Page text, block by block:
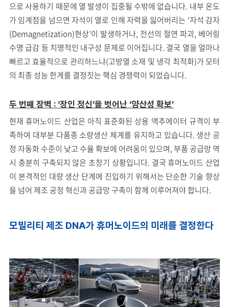
으로 사용하기 때문에 열 발생이 집중될 수밖에 없습니다. 내부 온도
가 임계점을 넘으면 자석이 열로 인해 자력을 잃어버리는 ‘자석 감자
(Demagnetization)현상’이 발생하거나, 전선의 절연 파괴, 베어링
수명 급감 등 치명적인 내구성 문제로 이어집니다. 결국 열을 얼마나
빠르고 효율적으로 관리하느냐(고방열 소재 및 냉각 최적화)가 모터
의 최종 성능 한계를 결정짓는 핵심 경쟁력이 되었습니다.
두 번째 장벽 : ‘장인 정신’을 벗어난 ‘양산성 확보’
현재 휴머노이드 산업은 아직 표준화된 상용 액추에이터 규격이 부
족하여 대부분 다품종 소량생산 체계를 유지하고 있습니다. 생산 공
정 자동화 수준이 낮고 수율 확보에 어려움이 있으며, 부품 공급망 역
시 충분히 구축되지 않은 초창기 상황입니다. 결국 휴머노이드 산업
이 본격적인 대량 생산 단계에 진입하기 위해서는 단순한 기술 향상
을 넘어 제조 공정 혁신과 공급망 구축이 함께 이루어져야 합니다.
모빌리티 제조 DNA가 휴머노이드의 미래를 결정한다